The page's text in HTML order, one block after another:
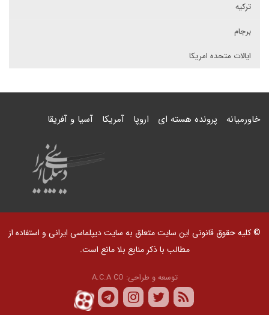
ترکیه
برجام
ایالات متحده امریکا
خاورمیانه پرونده هسته ای اروپا آمریکا آسیا و آفریقا
© کلیه حقوق قانونی این سایت متعلق به سایت دیپلماسی ایرانی و استفاده از
مطالب با ذکر منابع بلا مانع است.
توسعه و طراحی: A.C.A CO